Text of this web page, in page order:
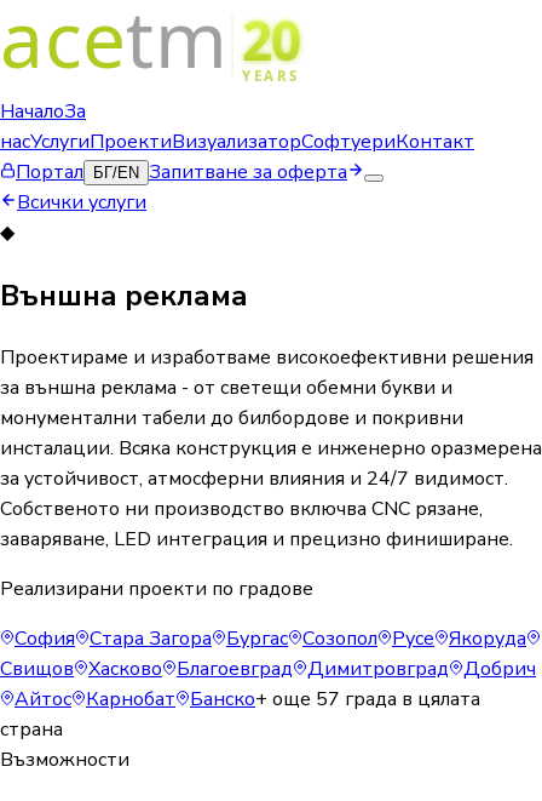
НачалоЗа
насУслугиПроектиВизуализаторСофтуериКонтакт
Портал
БГ/EN
Запитване за оферта
Всички услуги
◆
Външна реклама
Проектираме и изработваме високоефективни решения
за външна реклама - от светещи обемни букви и
монументални табели до билбордове и покривни
инсталации. Всяка конструкция е инженерно оразмерена
за устойчивост, атмосферни влияния и 24/7 видимост.
Собственото ни производство включва CNC рязане,
заваряване, LED интеграция и прецизно финиширане.
Реализирани проекти по градове
София Стара Загора Бургас Созопол Русе Якоруда
Свищов Хасково Благоевград Димитровград Добрич
Айтос Карнобат Банско+ още 57 града в цялата
страна
Възможности